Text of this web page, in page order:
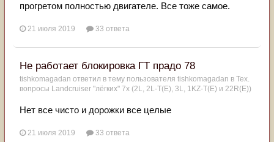
прогретом полностью двигателе. Все тоже самое.
21 июля 2019 33 ответа
Не работает блокировка ГТ прадо 78
tishkomagadan ответил в тему пользователя tishkomagadan в Тех.
вопросы Landcruiser "лёгких" 7x (2L, 2L-T(Е), 3L, 1KZ-T(E) и 22R(Е))
Нет все чисто и дорожки все целые
21 июля 2019 33 ответа